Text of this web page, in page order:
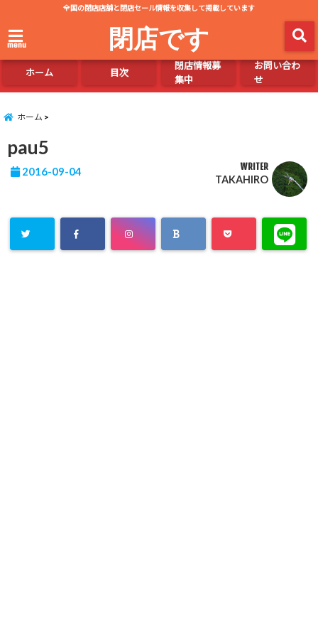
全国の閉店店舗と閉店セール情報を収集して掲載しています
menu 閉店です
ホーム 目次
閉店情報募
集中
お問い合わ
せ
ホーム
pau5
2016-09-04 WRITER
TAKAHIRO